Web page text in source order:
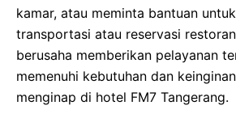
kamar, atau meminta bantuan
transportasi atau reservasi
berusaha memberikan pelayanan
memenuhi kebutuhan dan
menginap di hotel FM7 Tangerang.